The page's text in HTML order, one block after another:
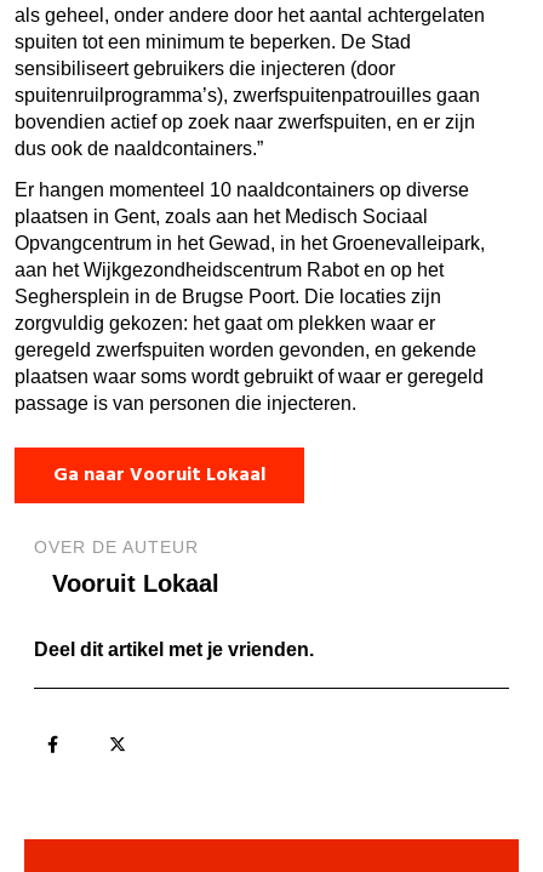
als geheel, onder andere door het aantal achtergelaten
spuiten tot een minimum te beperken. De Stad
sensibiliseert gebruikers die injecteren (door
spuitenruilprogramma’s), zwerfspuitenpatrouilles gaan
bovendien actief op zoek naar zwerfspuiten, en er zijn
dus ook de naaldcontainers.”
Er hangen momenteel 10 naaldcontainers op diverse
plaatsen in Gent, zoals aan het Medisch Sociaal
Opvangcentrum in het Gewad, in het Groenevalleipark,
aan het Wijkgezondheidscentrum Rabot en op het
Seghersplein in de Brugse Poort. Die locaties zijn
zorgvuldig gekozen: het gaat om plekken waar er
geregeld zwerfspuiten worden gevonden, en gekende
plaatsen waar soms wordt gebruikt of waar er geregeld
passage is van personen die injecteren.
Ga naar Vooruit Lokaal
OVER DE AUTEUR
Vooruit Lokaal
Deel dit artikel met je vrienden.